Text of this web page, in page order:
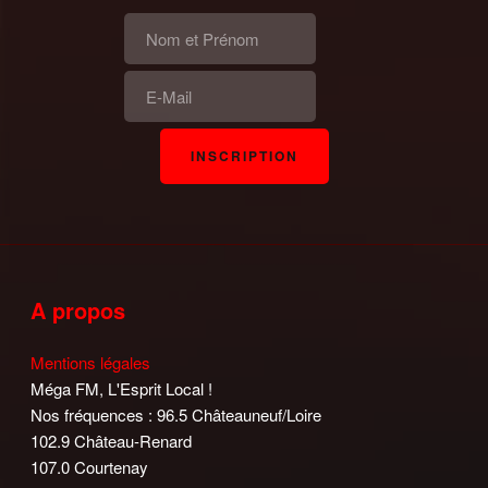
A propos
Mentions légales
Méga FM, L'Esprit Local !
Nos fréquences : 96.5 Châteauneuf/Loire
102.9 Château-Renard
107.0 Courtenay